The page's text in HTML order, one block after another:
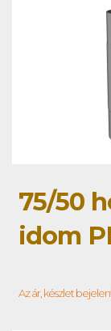
75/50
idom
Az ár, készlet